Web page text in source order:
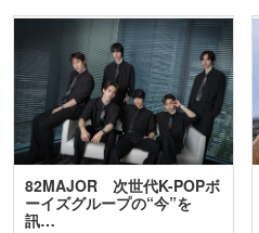
82MAJOR 次世代K-POPボ
ーイズグループの“今”を
訊…